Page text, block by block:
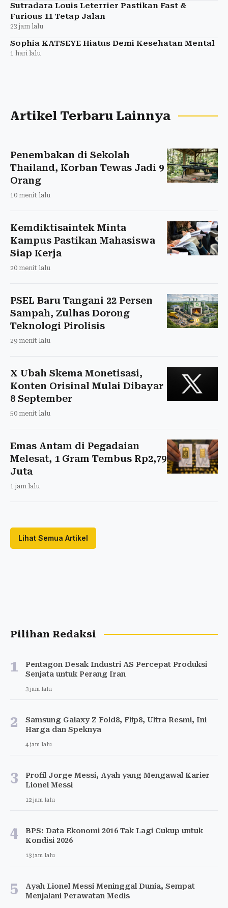
Sutradara Louis Leterrier Pastikan Fast &
Furious 11 Tetap Jalan
23 jam lalu
Sophia KATSEYE Hiatus Demi Kesehatan Mental
1 hari lalu
Artikel Terbaru Lainnya
Penembakan di Sekolah
Thailand, Korban Tewas Jadi 9
Orang
10 menit lalu
Kemdiktisaintek Minta
Kampus Pastikan Mahasiswa
Siap Kerja
20 menit lalu
PSEL Baru Tangani 22 Persen
Sampah, Zulhas Dorong
Teknologi Pirolisis
29 menit lalu
X Ubah Skema Monetisasi,
Konten Orisinal Mulai Dibayar
8 September
50 menit lalu
Emas Antam di Pegadaian
Melesat, 1 Gram Tembus Rp2,79
Juta
1 jam lalu
Lihat Semua Artikel
Pilihan Redaksi
1
Pentagon Desak Industri AS Percepat Produksi
Senjata untuk Perang Iran
3 jam lalu
2
Samsung Galaxy Z Fold8, Flip8, Ultra Resmi, Ini
Harga dan Speknya
4 jam lalu
3
Profil Jorge Messi, Ayah yang Mengawal Karier
Lionel Messi
12 jam lalu
4
BPS: Data Ekonomi 2016 Tak Lagi Cukup untuk
Kondisi 2026
13 jam lalu
5
Ayah Lionel Messi Meninggal Dunia, Sempat
Menjalani Perawatan Medis